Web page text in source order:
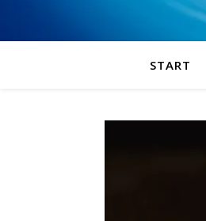
START